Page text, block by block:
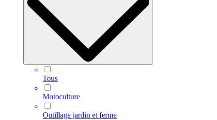
Tous
Motoculture
Outillage jardin et ferme